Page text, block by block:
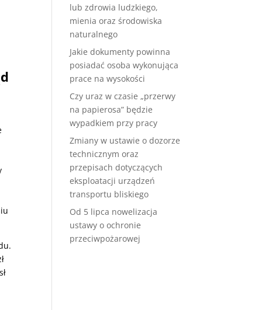
lub zdrowia ludzkiego,
mienia oraz środowiska
naturalnego
Jakie dokumenty powinna
posiadać osoba wykonująca
prace na wysokości
Czy uraz w czasie „przerwy
na papierosa” będzie
wypadkiem przy pracy
Zmiany w ustawie o dozorze
technicznym oraz
przepisach dotyczących
eksploatacji urządzeń
transportu bliskiego
Od 5 lipca nowelizacja
ustawy o ochronie
przeciwpożarowej